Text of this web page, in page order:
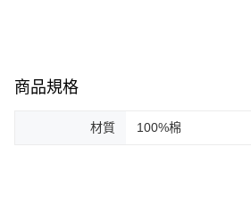
商品規格
材質 100%棉